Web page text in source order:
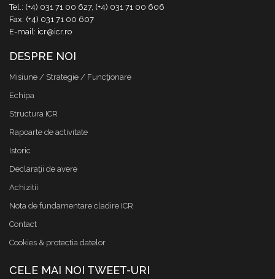
Tel.: (+4) 031 71 00 627, (+4) 031 71 00 606
Fax: (+4) 031 71 00 607
E-mail: icr@icr.ro
DESPRE NOI
Misiune / Strategie / Funcţionare
Echipa
Structura ICR
Rapoarte de activitate
Istoric
Declaraţii de avere
Achizitii
Nota de fundamentare cladire ICR
Contact
Cookies & protectia datelor
CELE MAI NOI TWEET-URI